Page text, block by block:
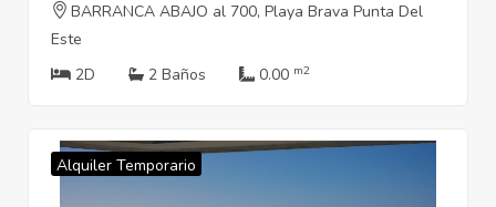
BARRANCA ABAJO al 700, Playa Brava Punta Del
Este
2D
2 Baños 0.00 m2
Alquiler Temporario